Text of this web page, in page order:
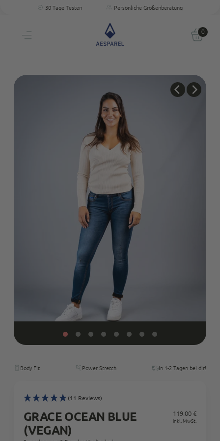
30 Tage Testen Persönliche Größenberatung
Einzigartige Passform & Komfort 30 Tage testen
0
Body Fit Power Stretch In 1-2 Tagen bei dir!
(11 Reviews)
GRACE OCEAN BLUE
(VEGAN)
119.00 €
inkl. MwSt.